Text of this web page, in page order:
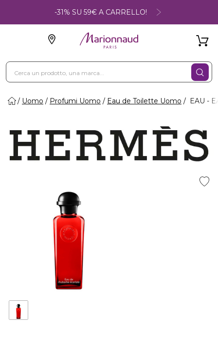
-31% SU 59€ A CARRELLO!
Uomo Profumi Uomo Eau de Toilette Uomo EAU -